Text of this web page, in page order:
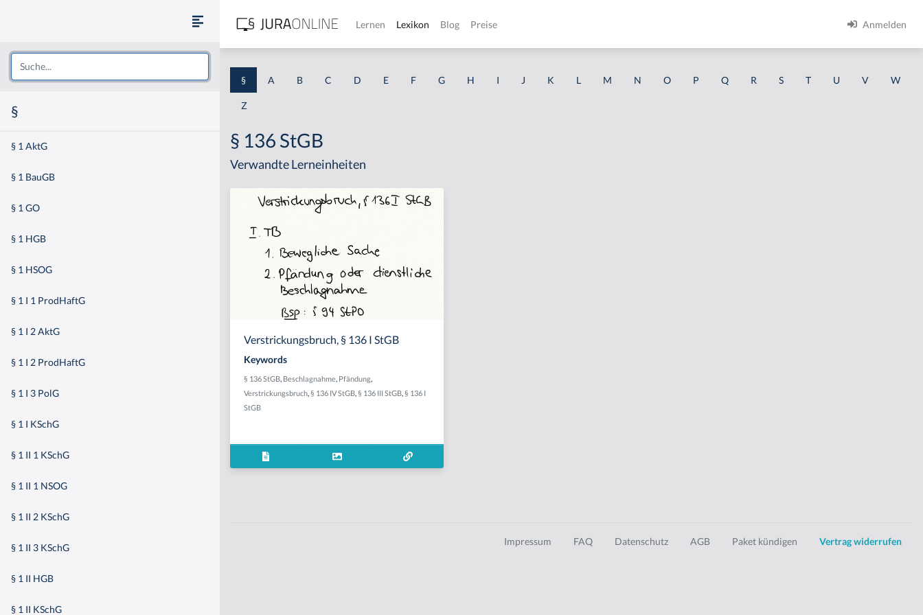
§
§ 1 AktG
§ 1 BauGB
§ 1 GO
§ 1 HGB
§ 1 HSOG
§ 1 I 1 ProdHaftG
§ 1 I 2 AktG
§ 1 I 2 ProdHaftG
§ 1 I 3 PolG
§ 1 I KSchG
§ 1 II 1 KSchG
§ 1 II 1 NSOG
§ 1 II 2 KSchG
§ 1 II 3 KSchG
§ 1 II HGB
§ 1 II KSchG
Lernen Lexikon Blog Preise Anmelden
§ A B C D E F G H I J K L M N O P Q R S T U V W
Z
§ 136 StGB
Verwandte Lerneinheiten
Verstrickungsbruch, § 136 I StGB
Keywords
§ 136 StGB, Beschlagnahme, Pfändung,
Verstrickungsbruch,§ 136 IV StGB,§ 136 III StGB,§ 136 I
StGB
Impressum FAQ Datenschutz AGB Paket kündigen Vertrag widerrufen